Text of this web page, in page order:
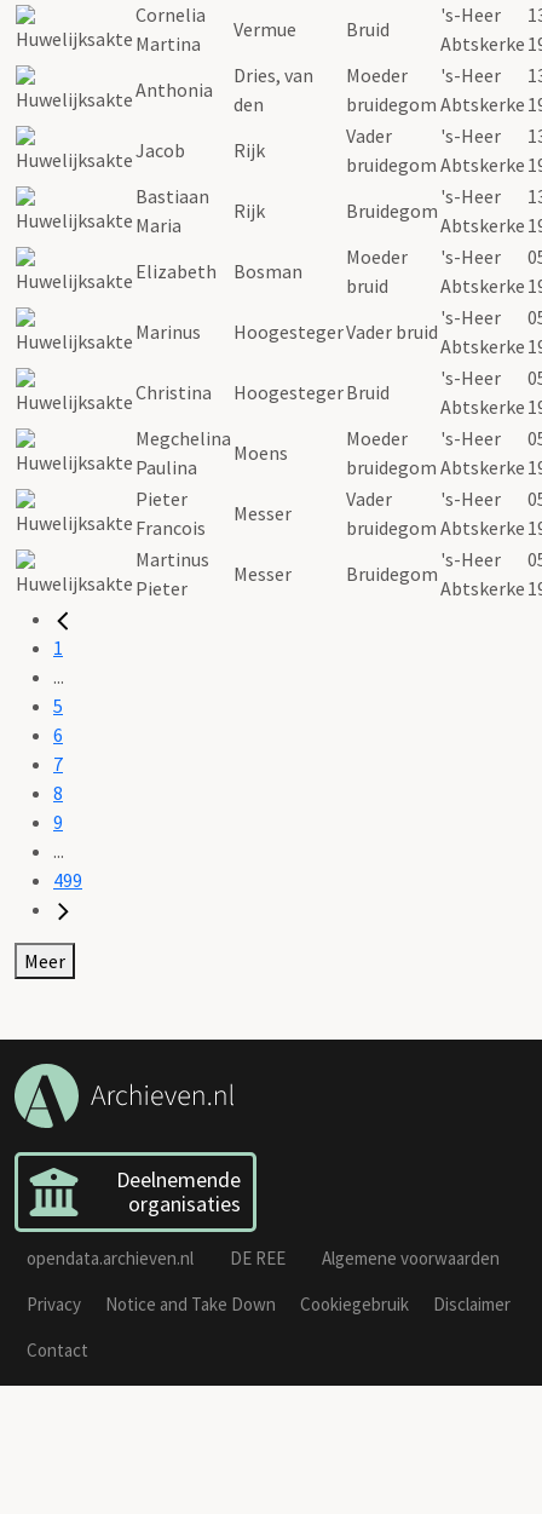
Cornelia
Martina
Vermue Bruid
's-Heer
Abtskerke
Anthonia
Dries, van
den
Moeder
bruidegom
's-Heer
Abtskerke
Jacob
Rijk
Vader
bruidegom
's-Heer
Abtskerke
Bastiaan
Maria
Rijk Bruidegom
's-Heer
Abtskerke
Elizabeth
Bosman
Moeder
bruid
's-Heer
Abtskerke
Marinus
HoogestegerVader bruid
's-Heer
Abtskerke
Christina
HoogestegerBruid
's-Heer
Abtskerke
Megchelina
Paulina
Moens
Moeder
bruidegom
's-Heer
Abtskerke
Pieter
Francois
Messer
Vader
bruidegom
's-Heer
Abtskerke
Martinus
Pieter
Messer Bruidegom
's-Heer
Abtskerke
1
...
5
6
7
8
9
...
499
Meer
Deelnemende
organisaties
opendata.archieven.nl DE REE
Algemene voorwaarden
Privacy
Notice and Take Down Cookiegebruik
Disclaimer
Contact